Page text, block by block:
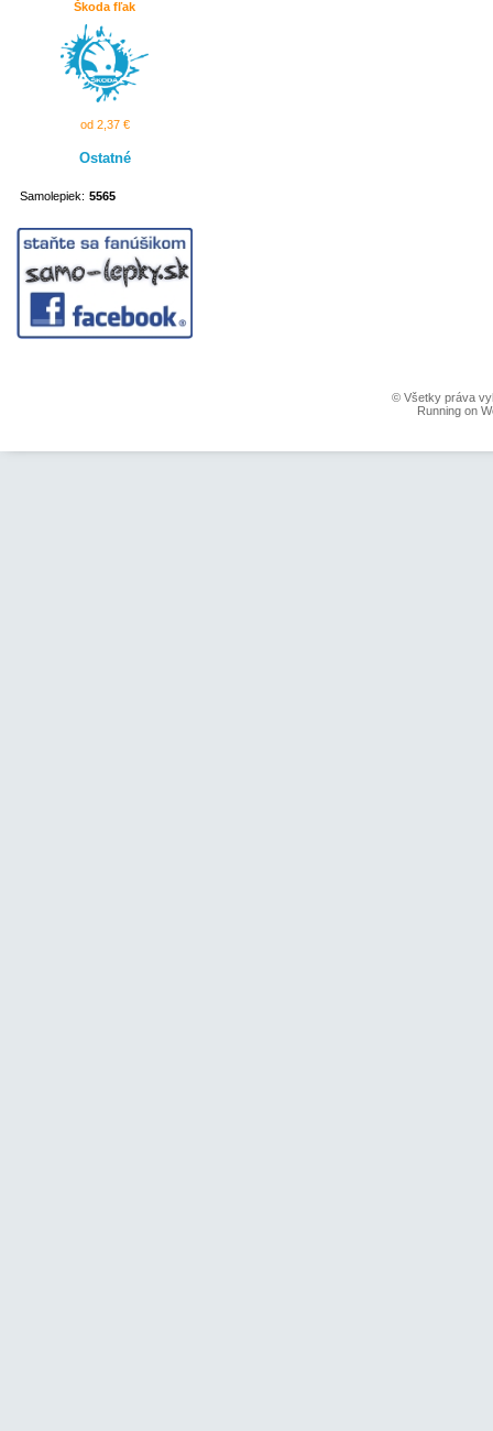
Škoda fľak
od 2,37 €
Ostatné
Samolepiek: 5565
© Všetky práva
Running on